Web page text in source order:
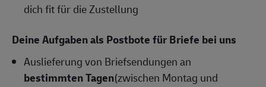
dich fit für die Zustellung
Deine Aufgaben als Postbote für Briefe bei uns
Auslieferung von Briefsendungen an
bestimmten Tagen(zwischen Montag und